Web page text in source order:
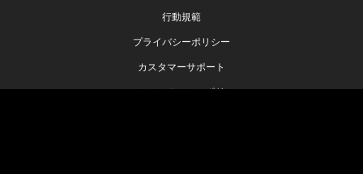
行動規範
プライバシーポリシー
カスタマーサポート
ファンコンテンツ・ポリシー